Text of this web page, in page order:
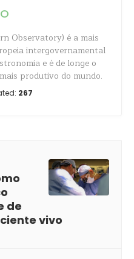
Observatory) é a mais
intergovernamental
e é de longe o
produtivo do mundo.
267
de
vivo